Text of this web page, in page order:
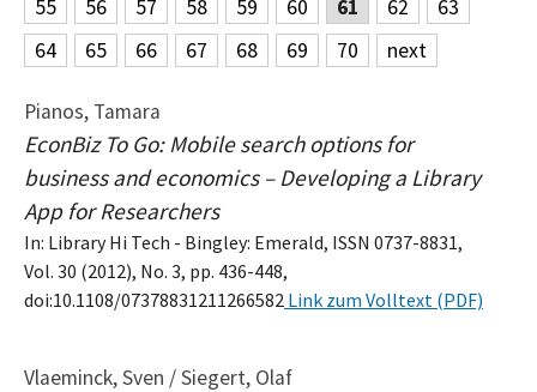
55
56 57 58 59 60 61 62
63
64
65 66 67 68 69 70 next
Pianos, Tamara
EconBiz To Go: Mobile search options for
business and economics – Developing a Library
App for Researchers
In: Library Hi Tech - Bingley: Emerald, ISSN 0737-8831,
Vol. 30 (2012), No. 3, pp. 436-448,
doi:10.1108/07378831211266582 Link zum Volltext (PDF)
Vlaeminck, Sven / Siegert, Olaf